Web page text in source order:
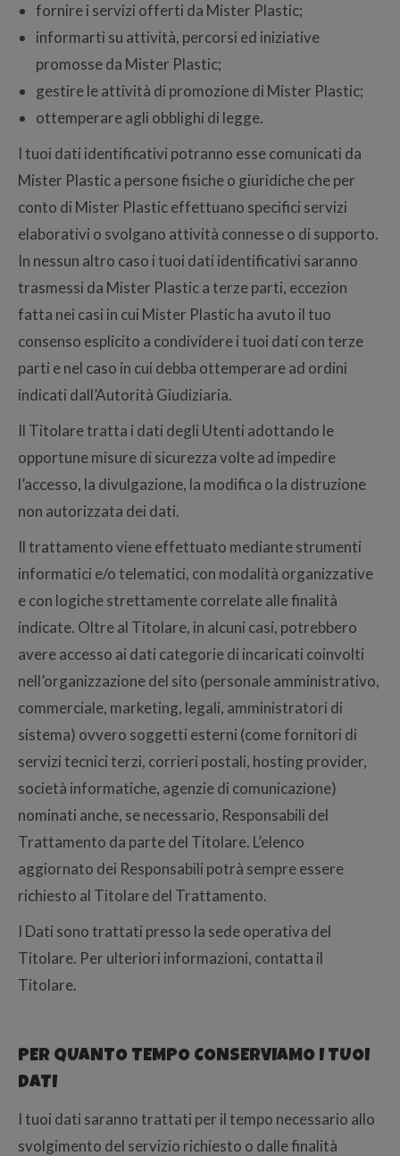
fornire i servizi offerti da Mister Plastic;
informarti su attività, percorsi ed iniziative
promosse da Mister Plastic;
gestire le attività di promozione di Mister Plastic;
ottemperare agli obblighi di legge.
I tuoi dati identificativi potranno esse comunicati da
Mister Plastic a persone fisiche o giuridiche che per
conto di Mister Plastic effettuano specifici servizi
elaborativi o svolgano attività connesse o di supporto.
In nessun altro caso i tuoi dati identificativi saranno
trasmessi da Mister Plastic a terze parti, eccezion
fatta nei casi in cui Mister Plastic ha avuto il tuo
consenso esplicito a condividere i tuoi dati con terze
parti e nel caso in cui debba ottemperare ad ordini
indicati dall’Autorità Giudiziaria.
Il Titolare tratta i dati degli Utenti adottando le
opportune misure di sicurezza volte ad impedire
l’accesso, la divulgazione, la modifica o la distruzione
non autorizzata dei dati.
Il trattamento viene effettuato mediante strumenti
informatici e/o telematici, con modalità organizzative
e con logiche strettamente correlate alle finalità
indicate. Oltre al Titolare, in alcuni casi, potrebbero
avere accesso ai dati categorie di incaricati coinvolti
nell’organizzazione del sito (personale amministrativo,
commerciale, marketing, legali, amministratori di
sistema) ovvero soggetti esterni (come fornitori di
servizi tecnici terzi, corrieri postali, hosting provider,
società informatiche, agenzie di comunicazione)
nominati anche, se necessario, Responsabili del
Trattamento da parte del Titolare. L’elenco
aggiornato dei Responsabili potrà sempre essere
richiesto al Titolare del Trattamento.
I Dati sono trattati presso la sede operativa del
Titolare. Per ulteriori informazioni, contatta il
Titolare.
PER QUANTO TEMPO CONSERVIAMO I TUOI
DATI
I tuoi dati saranno trattati per il tempo necessario allo
svolgimento del servizio richiesto o dalle finalità